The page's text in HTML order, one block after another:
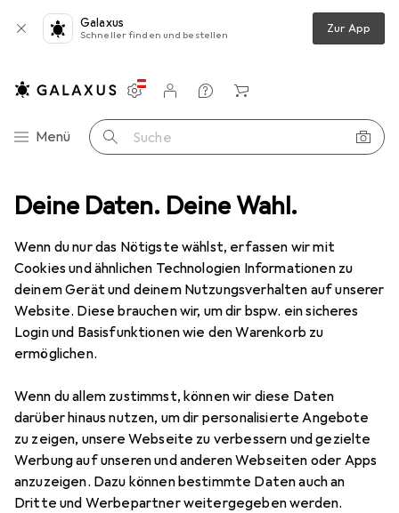
Deine Daten. Deine Wahl.
Wenn du nur das Nötigste wählst, erfassen wir mit
Cookies und ähnlichen Technologien Informationen zu
deinem Gerät und deinem Nutzungsverhalten auf unserer
Website. Diese brauchen wir, um dir bspw. ein sicheres
Login und Basisfunktionen wie den Warenkorb zu
ermöglichen.
Wenn du allem zustimmst, können wir diese Daten
darüber hinaus nutzen, um dir personalisierte Angebote
zu zeigen, unsere Webseite zu verbessern und gezielte
Werbung auf unseren und anderen Webseiten oder Apps
anzuzeigen. Dazu können bestimmte Daten auch an
Dritte und Werbepartner weitergegeben werden.
Galaxus
Schneller finden und bestellen Zur App
Navigation nach Kategorien
Menü Suche
Einstellungen
Kundenkonto
Vergleichslisten
Merklisten
Warenkorb
+ VR Games Game Bethesda The Elder Scrolls V: Skyrim
31 Bilder 1 Video
Bethesda
Switch, Multilingual
Preis in EUR inkl. MwSt.
EUR
53,90
19
Bewertungen
Mehr von Bethesda